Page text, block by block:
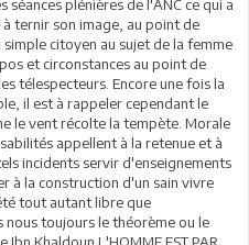
plénières de l'ANC ce qui a
ternir son image, au point de
citoyen au sujet de la femme
et circonstances au point de
télespecteurs. Encore une fois la
il est à rappeler cependant le
le vent récolte la tempète. Morale
appellent à la retenue et à
incidents servir d'enseignements
à la construction d'un sain vivre
tout autant libre que
nous toujours le théorème ou le